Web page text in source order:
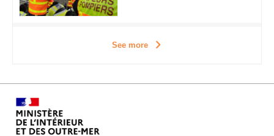
See more